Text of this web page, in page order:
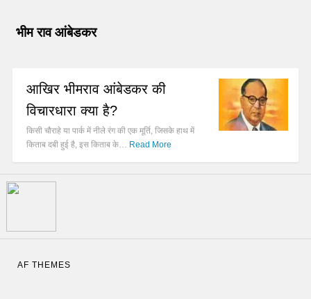
भीम राव आंबेडकर
आखिर भीमराव आंबेडकर की
विचारधारा क्या है?
किसी चौराहे या पार्क में नीले रंग की एक मूर्ति, जिसके हाथ में
किताब दबी हुई है, इस किताब के… Read More
AF THEMES